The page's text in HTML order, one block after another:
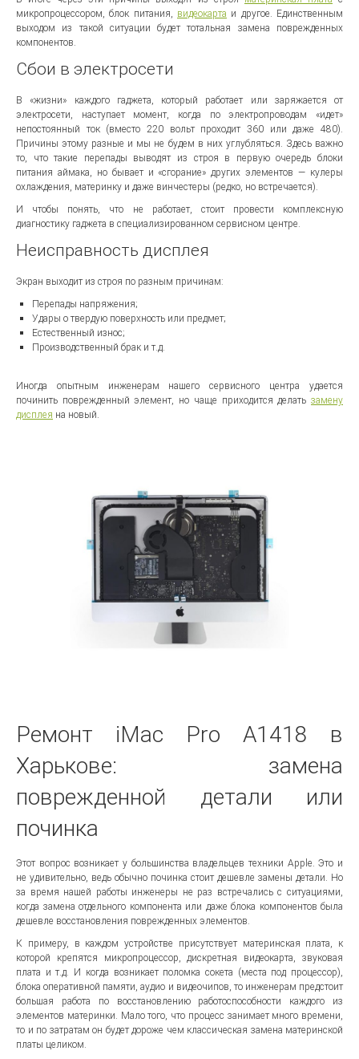
микропроцессором, блок питания, видеокарта и другое. Единственным
выходом из такой ситуации будет тотальная замена поврежденных
компонентов.
Сбои в электросети
В «жизни» каждого гаджета, который работает или заряжается от
электросети, наступает момент, когда по электропроводам «идет»
непостоянный ток (вместо 220 вольт проходит 360 или даже 480).
Причины этому разные и мы не будем в них углубляться. Здесь важно
то, что такие перепады выводят из строя в первую очередь блоки
питания аймака, но бывает и «сгорание» других элементов — кулеры
охлаждения, материнку и даже винчестеры (редко, но встречается).
И чтобы понять, что не работает, стоит провести комплексную
диагностику гаджета в специализированном сервисном центре.
Неисправность дисплея
Экран выходит из строя по разным причинам:
Перепады напряжения;
Удары о твердую поверхность или предмет;
Естественный износ;
Производственный брак и т.д.
Иногда опытным инженерам нашего сервисного центра удается
починить поврежденный элемент, но чаще приходится делать замену
дисплея на новый.
Ремонт iMac Pro A1418 в
Харькове: замена
поврежденной детали или
починка
Этот вопрос возникает у большинства владельцев техники Apple. Это и
не удивительно, ведь обычно починка стоит дешевле замены детали. Но
за время нашей работы инженеры не раз встречались с ситуациями,
когда замена отдельного компонента или даже блока компонентов была
дешевле восстановления поврежденных элементов.
К примеру, в каждом устройстве присутствует материнская плата, к
которой крепятся микропроцессор, дискретная видеокарта, звуковая
плата и т.д. И когда возникает поломка сокета (места под процессор),
блока оперативной памяти, аудио и видеочипов, то инженерам предстоит
большая работа по восстановлению работоспособности каждого из
элементов материнки. Мало того, что процесс занимает много времени,
то и по затратам он будет дороже чем классическая замена материнской
платы целиком.